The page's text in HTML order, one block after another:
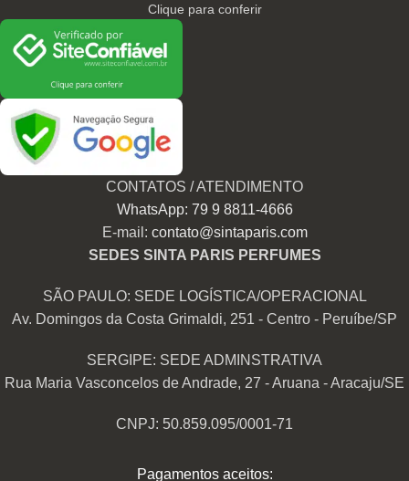
Clique para conferir
CONTATOS / ATENDIMENTO
WhatsApp: 79 9 8811-4666
E-mail: contato@sintaparis.com
SEDES SINTA PARIS PERFUMES
SÃO PAULO: SEDE LOGÍSTICA/OPERACIONAL
Av. Domingos da Costa Grimaldi, 251 - Centro - Peruíbe/SP
SERGIPE: SEDE ADMINSTRATIVA
Rua Maria Vasconcelos de Andrade, 27 - Aruana - Aracaju/SE
CNPJ: 50.859.095/0001-71
Pagamentos aceitos: